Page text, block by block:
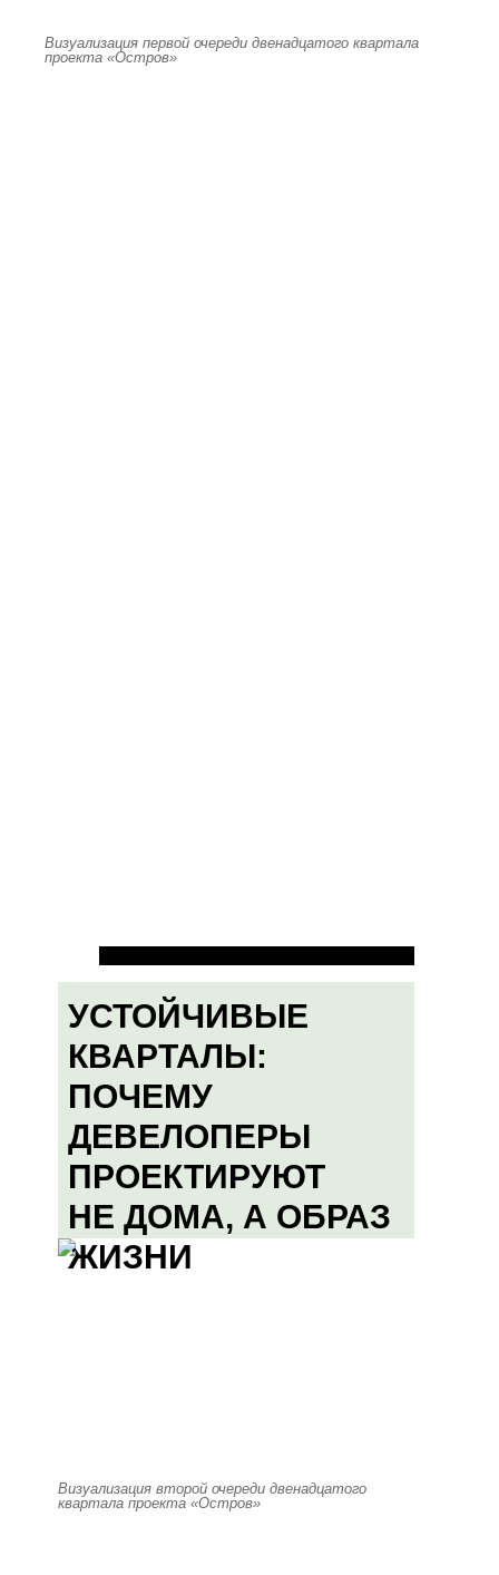
Визуализация первой очереди двенадцатого квартала
проекта «Остров»
УСТОЙЧИВЫЕ
КВАРТАЛЫ:
ПОЧЕМУ
ДЕВЕЛОПЕРЫ
ПРОЕКТИРУЮТ
НЕ ДОМА, А ОБРАЗ
ЖИЗНИ
Визуализация второй очереди двенадцатого
квартала проекта «Остров»